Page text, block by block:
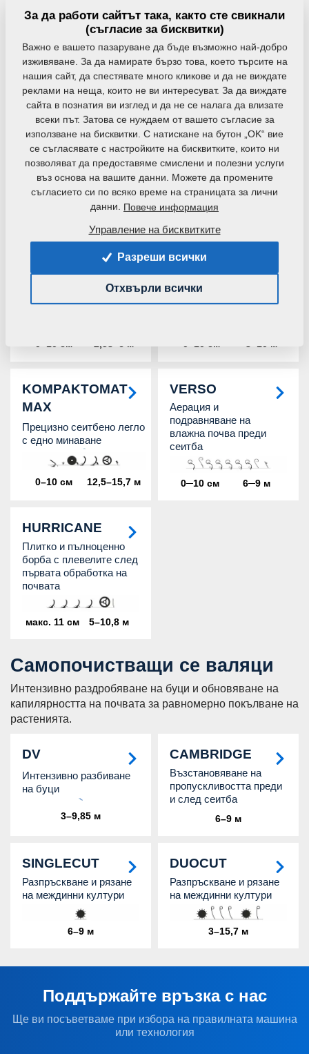
DISKOMAT PS
Разрохкване до 18 см с
интензивно смесване
6─18 см 5─8,3 м
Предсеитбени комбинирани
култиватори
Прецизна подготовка на сеитбеното легло в много
KOMPAKTOMAT
NS
Прецизно сеитбено легло
с едно минаване
0–10 см 2,58–6 м
KOMPAKTOMAT
PS
Прецизно сеитбено легло
с едно минаване
0–10 см 3–10 м
KOMPAKTOMAT
MAX
Прецизно сеитбено легло
с едно минаване
0–10 см 12,5–15,7 м
VERSO
Аерация и
подравняване на
влажна почва преди
сеитба
0─10 см 6─9 м
HURRICANE
Плитко и пълноценно
борба с плевелите след
първата обработка на
почвата
макс. 11 см 5–10,8 м
Самопочистващи се валяци
Интензивно раздробяване на буци и обновяване на
капилярността на почвата за равномерно покълване на
растенията.
DV
Интензивно разбиване
на буци
3–9,85 м
CAMBRIDGE
Възстановяване на
пропускливостта преди
и след сеитба
6–9 м
SINGLECUT
Разпръскване и рязане
на междинни култури
6–9 м
DUOCUT
Разпръскване и рязане
на междинни култури
3–15,7 м
Поддържайте връзка с нас
Ще ви посъветваме при избора на правилната машина
или технология
За да работи сайтът така, както сте свикнали
(съгласие за бисквитки)
Важно е вашето пазаруване да бъде възможно най-добро
изживяване. За да намирате бързо това, което търсите на
нашия сайт, да спестявате много кликове и да не виждате
реклами на неща, които не ви интересуват. За да виждате
сайта в познатия ви изглед и да не се налага да влизате
всеки път. Затова се нуждаем от вашето съгласие за
използване на бисквитки. С натискане на бутон „OK“ вие
се съгласявате с настройките на бисквитките, които ни
позволяват да предоставяме смислени и полезни услуги
въз основа на вашите данни. Можете да промените
съгласието си по всяко време на страницата за лични
данни. Повече информация
Управление на бисквитките
Разреши всички
Отхвърли всички